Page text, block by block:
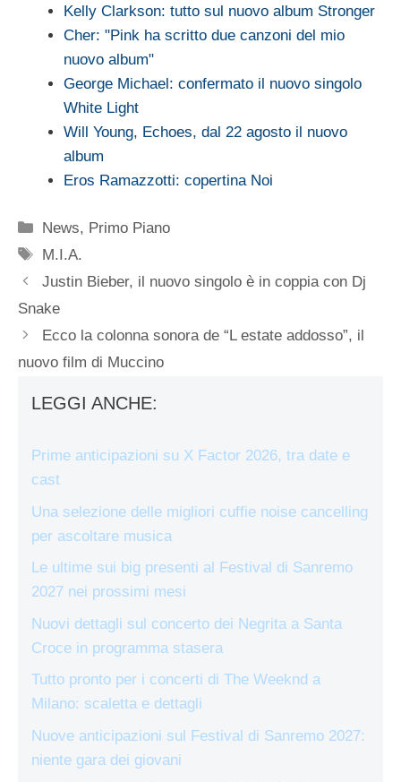
Kelly Clarkson: tutto sul nuovo album Stronger
Cher: "Pink ha scritto due canzoni del mio
nuovo album"
George Michael: confermato il nuovo singolo
White Light
Will Young, Echoes, dal 22 agosto il nuovo
album
Eros Ramazzotti: copertina Noi
Categorie
News, Primo Piano
Tag
M.I.A.
Justin Bieber, il nuovo singolo è in coppia con Dj
Snake
Ecco la colonna sonora de “L estate addosso”, il
nuovo film di Muccino
LEGGI ANCHE:
Prime anticipazioni su X Factor 2026, tra date e
cast
Una selezione delle migliori cuffie noise cancelling
per ascoltare musica
Le ultime sui big presenti al Festival di Sanremo
2027 nei prossimi mesi
Nuovi dettagli sul concerto dei Negrita a Santa
Croce in programma stasera
Tutto pronto per i concerti di The Weeknd a
Milano: scaletta e dettagli
Nuove anticipazioni sul Festival di Sanremo 2027:
niente gara dei giovani